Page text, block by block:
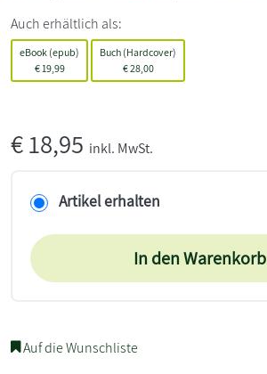
Auch erhältlich als:
eBook (epub)
€19,99
Buch (Hardcover)
€28,00
€18,95 inkl. MwSt.
Artikel erhalten
In den Warenkorb
Auf die Wunschliste